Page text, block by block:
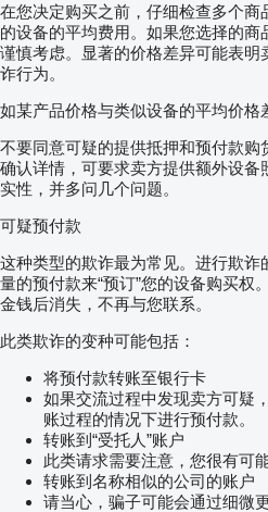
在您决定购买之前，仔细检查多个商
的设备的平均费用。如果您选择的
谨慎考虑。显著的价格差异可能表明
诈行为。
如某产品价格与类似设备的平均价格
不要同意可疑的提供抵押和预付款购
确认详情，可要求卖方提供额外设
实性，并多问几个问题。
可疑预付款
这种类型的欺诈最为常见。进行欺诈
量的预付款来“预订”您的设备购买权
金钱后消失，不再与您联系。
此类欺诈的变种可能包括：
将预付款转账至银行卡
如果交流过程中发现卖方可疑
账过程的情况下进行预付款。
转账到“受托人”账户
此类请求需要注意，您很有可
转账到名称相似的公司的账户
请当心，骗子可能会通过细微